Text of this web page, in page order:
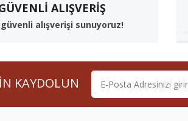
ALIŞVERIŞ
alışverişi sunuyoruz!
KAYDOLUN